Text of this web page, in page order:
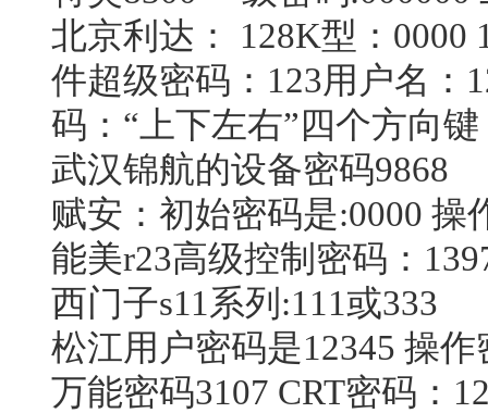
北京利达 ： 128K型：
件超级密码：123用户名：
码：“上下左右”四个方向
武汉锦航的设备密码9868
赋安：初始密码是:0000 操
能美r23高级控制密码：
西门子s11系列:111或333
松江用户密码是12345 操
万能密码3107 CRT密码：